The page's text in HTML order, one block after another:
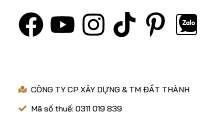
CÔNG TY CP XÂY DỰNG & TM ĐẤT THÀNH
Mã số thuế: 0311 019 839